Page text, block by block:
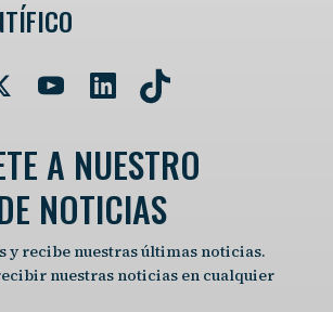
A NUESTRO
NOTICIAS
y recibe nuestras últimas noticias.
nuestras noticias en cualquier